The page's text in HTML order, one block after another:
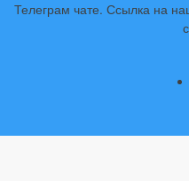
Телеграм чате. Ссылка на